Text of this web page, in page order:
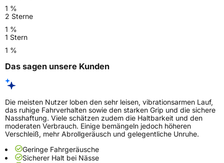
1 %
2 Sterne
1 %
1 Stern
1 %
Das sagen unsere Kunden
Die meisten Nutzer loben den sehr leisen, vibrationsarmen Lauf,
das ruhige Fahrverhalten sowie den starken Grip und die sichere
Nasshaftung. Viele schätzen zudem die Haltbarkeit und den
moderaten Verbrauch. Einige bemängeln jedoch höheren
Verschleiß, mehr Abrollgeräusch und gelegentliche Unruhe.
Geringe Fahrgeräusche
Sicherer Halt bei Nässe